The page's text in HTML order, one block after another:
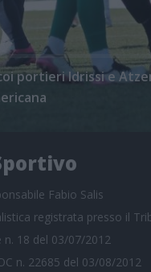
portieri Idrissi e
Fabio Salis
registrata presso il
18 del 03/07/2012
n. 22685 del 03/08/2012